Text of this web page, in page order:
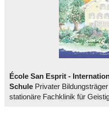
École San Esprit -
SchulePrivater
stationäre Fachklinik für